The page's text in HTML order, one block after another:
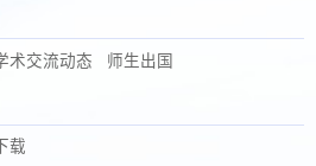
术交流动态 师生出国
载